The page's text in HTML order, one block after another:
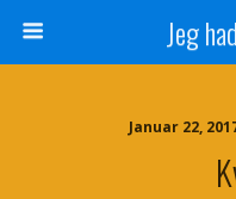
Jeg
Januar 22,